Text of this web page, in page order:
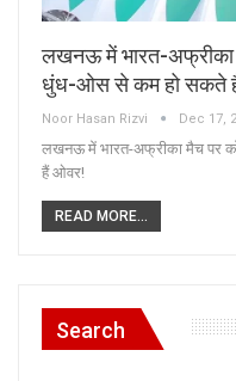
लखनऊ में भारत-अफ्रीका
धुंध-ओस से कम हो सकते
Noor Hasan Rizvi Dec 17,
लखनऊ में भारत-अफ्रीका मैच पर
हैं ओवर!
READ MORE...
Search